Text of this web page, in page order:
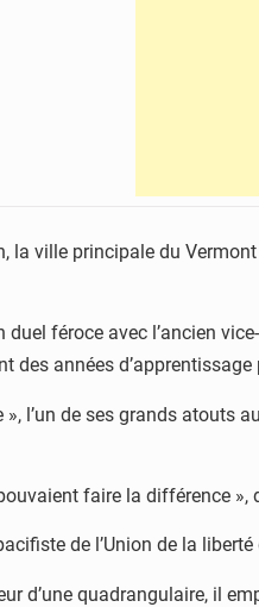
la ville principale du
duel féroce avec l’ancien
des années d’apprentissage
l’un de ses grands atouts
faire la différence
de l’Union de la
d’une quadrangulaire, il